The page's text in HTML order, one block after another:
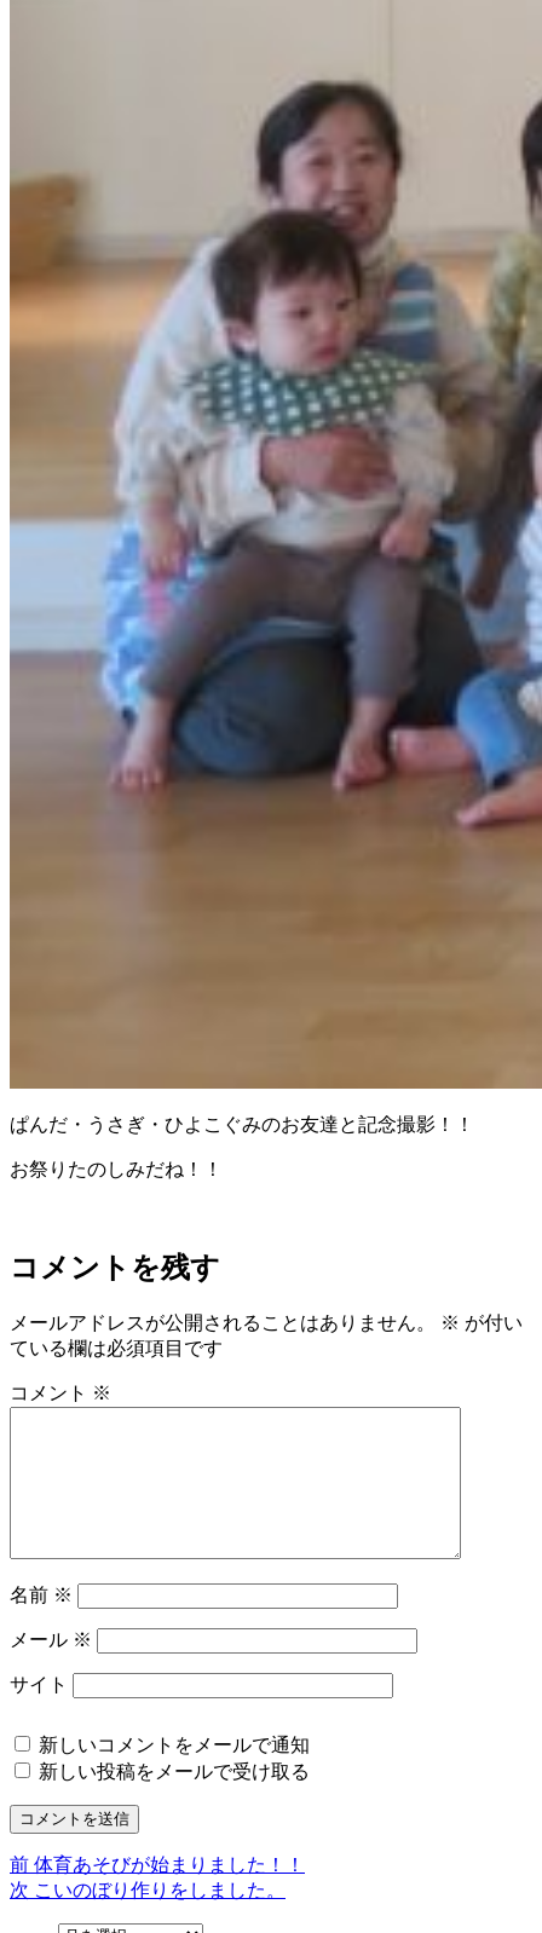
ぱんだ・うさぎ・ひよこぐみのお友達と記念撮影！！
お祭りたのしみだね！！
コメントを残す
メールアドレスが公開されることはありません。 ※ が付い
ている欄は必須項目です
コメント ※
名前 ※
メール ※
サイト
新しいコメントをメールで通知
新しい投稿をメールで受け取る
投
稿
前 前
の
体育あそびが始まりました！！
次 次
こいのぼり作りをしました。